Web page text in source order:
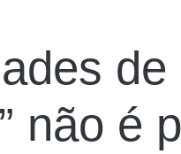
de
não é